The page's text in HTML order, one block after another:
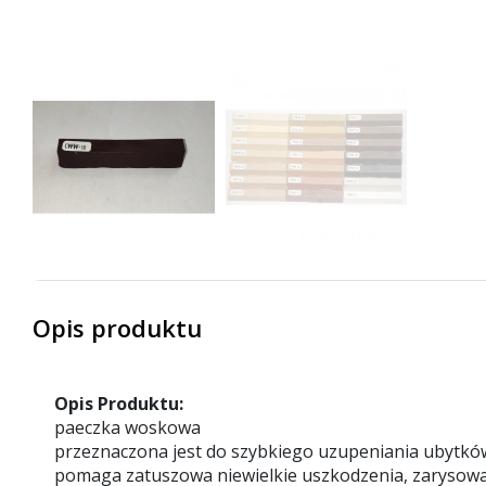
Opis produktu
Opis Produktu:
paeczka woskowa
przeznaczona jest do szybkiego uzupeniania
pomaga zatuszowa niewielkie uszkodzenia,